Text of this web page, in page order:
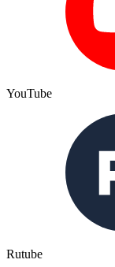
YouTube
Rutube